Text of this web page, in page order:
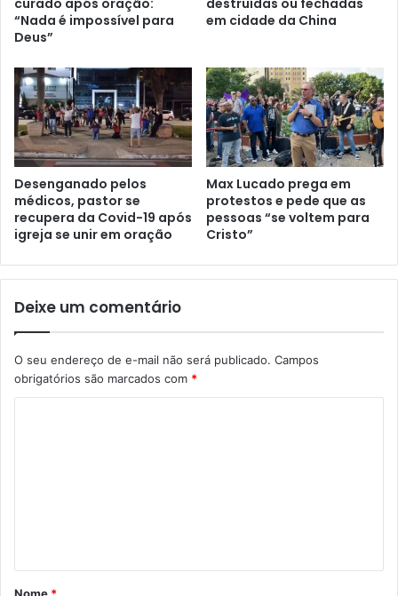
“Nada é impossível para
Deus”
em cidade da China
Desenganado pelos
médicos, pastor se
recupera da Covid-19 após
igreja se unir em oração
Max Lucado prega em
protestos e pede que as
pessoas “se voltem para
Cristo”
Deixe um comentário
O seu endereço de e-mail não será publicado. Campos
obrigatórios são marcados com *
á